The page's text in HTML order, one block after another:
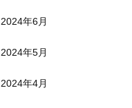
2024年6月
2024年5月
2024年4月